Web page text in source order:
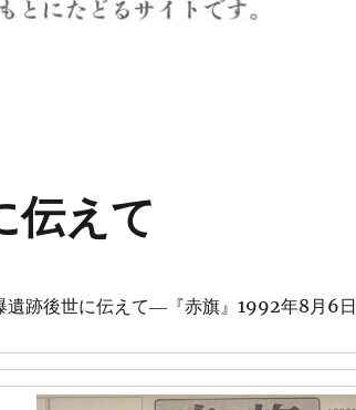
伝えて
遺跡後世に伝えて―『赤旗』1992年8月6日